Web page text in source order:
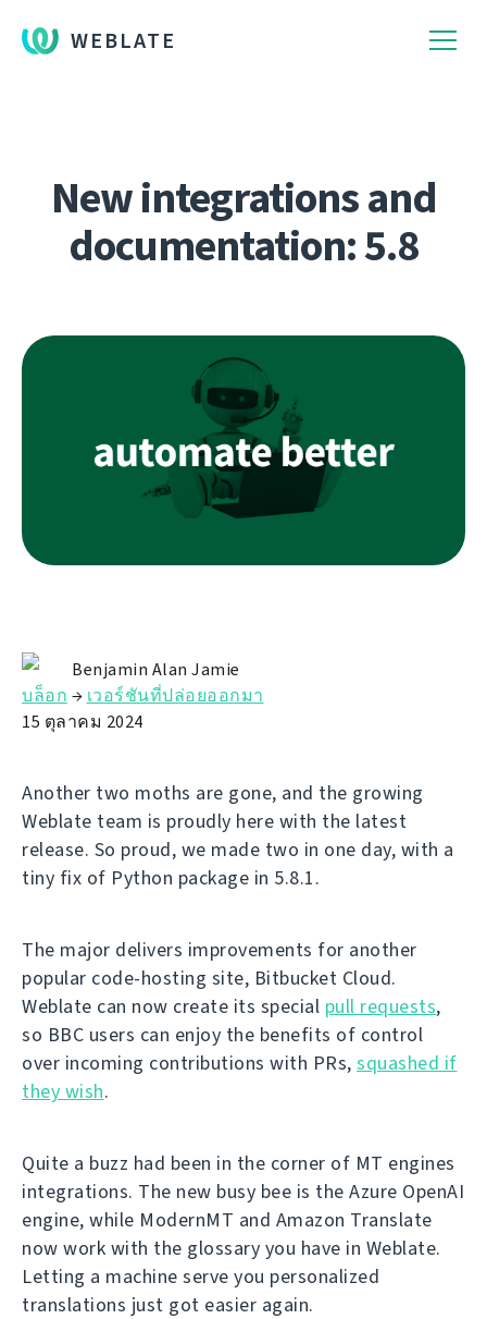
WEBLATE
New integrations and
documentation: 5.8
Benjamin Alan Jamie
บล็อก → เวอร์ชันที่ปล่อยออกมา
15 ตุลาคม 2024
Another two moths are gone, and the growing
Weblate team is proudly here with the latest
release. So proud, we made two in one day, with a
tiny fix of Python package in 5.8.1.
The major delivers improvements for another
popular code-hosting site, Bitbucket Cloud.
Weblate can now create its special pull requests,
so BBC users can enjoy the benefits of control
over incoming contributions with PRs, squashed if
they wish.
Quite a buzz had been in the corner of MT engines
integrations. The new busy bee is the Azure OpenAI
engine, while ModernMT and Amazon Translate
now work with the glossary you have in Weblate.
Letting a machine serve you personalized
translations just got easier again.